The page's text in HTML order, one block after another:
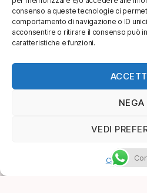
consenso a queste tecnologie ci
comportamento di navigazione o ID
acconsentire o ritirare il consenso può
caratteristiche e funzioni.
NEGA
VEDI
Cookie